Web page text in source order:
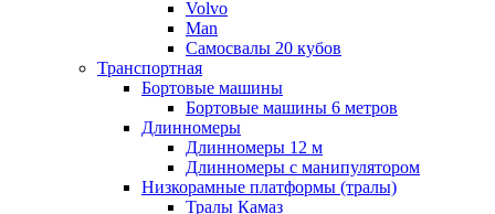
Volvo
Man
Самосвалы 20 кубов
Транспортная
Бортовые машины
Бортовые машины 6 метров
Длинномеры
Длинномеры 12 м
Длинномеры с манипулятором
Низкорамные платформы (тралы)
Тралы Камаз